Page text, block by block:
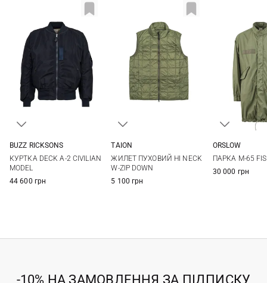
BUZZ RICKSONS
КУРТКА DECK A-2 CIVILIAN
MODEL
44 600 грн
TAION
ЖИЛЕТ ПУХОВИЙ HI NECK
W-ZIP DOWN
5 100 грн
ORSLOW
ПАРКА M-65
30 000 грн
-10% НА ЗАМОВЛЕННЯ ЗА ПІДПИСКУ